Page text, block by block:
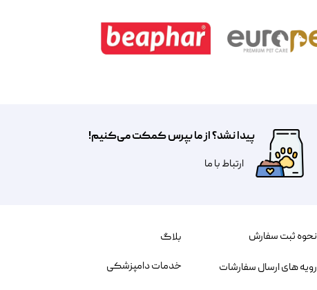
پیدا نشد؟ از ما بپرس کمکت می‌کنیم!
​​​ارتباط با ما
نحوه ثبت سفارش
رویه های ارسال سفارشات
بلاگ
خدمات دامپزشکی